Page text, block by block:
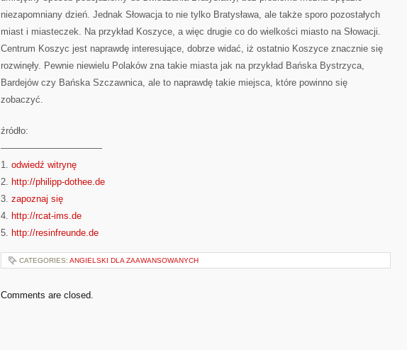
niezapomniany dzień. Jednak Słowacja to nie tylko Bratysława, ale także sporo pozostałych
miast i miasteczek. Na przykład Koszyce, a więc drugie co do wielkości miasto na Słowacji.
Centrum Koszyc jest naprawdę interesujące, dobrze widać, iż ostatnio Koszyce znacznie się
rozwinęły. Pewnie niewielu Polaków zna takie miasta jak na przykład Bańska Bystrzyca,
Bardejów czy Bańska Szczawnica, ale to naprawdę takie miejsca, które powinno się
zobaczyć.
źródło:
———————————
1. odwiedź witrynę
2. http://philipp-dothee.de
3. zapoznaj się
4. http://rcat-ims.de
5. http://resinfreunde.de
CATEGORIES: ANGIELSKI DLA ZAAWANSOWANYCH
Comments are closed.